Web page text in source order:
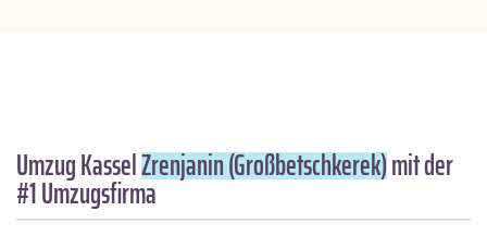
Umzug KasselZrenjanin (Großbetschkerek)mit der
#1 Umzugsfirma